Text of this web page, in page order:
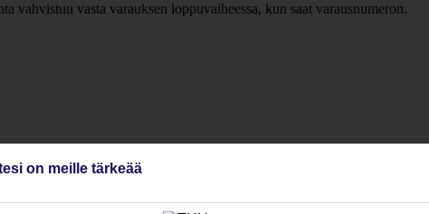
vahvistuu vasta varauksen loppuvaiheessa, kun saat varausnumeron.
on meille tärkeää